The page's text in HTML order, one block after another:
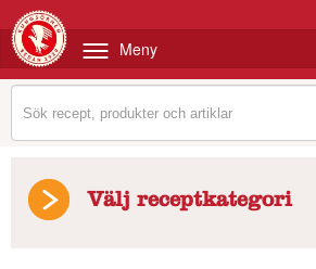
Meny
Välj receptkategori